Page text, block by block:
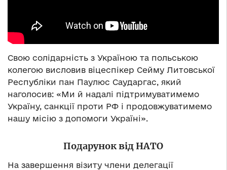
Свою солідарність з Україною та польською
колегою висловив віцеспікер Сейму Литовської
Республіки пан Паулюс Саударгас, який
наголосив: «Ми й надалі підтримуватимемо
Україну, санкції проти РФ і продовжуватимемо
нашу місію з допомоги Україні».
Подарунок від НАТО
На завершення візиту члени делегації